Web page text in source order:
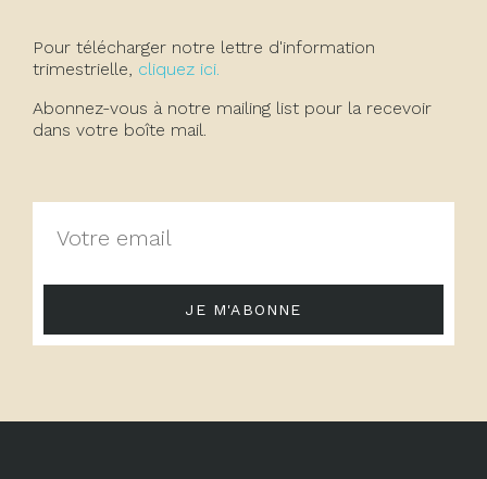
Pour télécharger notre lettre d'information
trimestrielle, cliquez ici.
Abonnez-vous à notre mailing list pour la recevoir
dans votre boîte mail.
JE M'ABONNE